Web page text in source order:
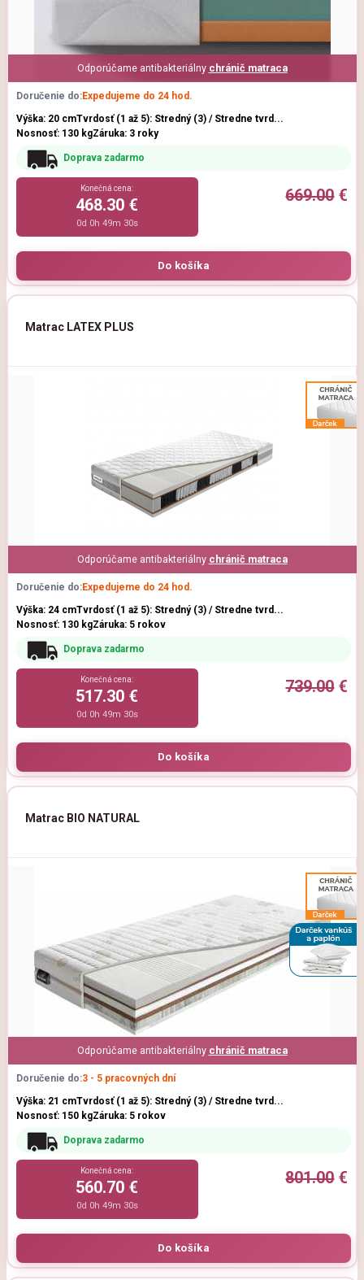
Odporúčame antibakteriálny chránič matraca
Doručenie do:Expedujeme do 24 hod.
Výška: 20 cmTvrdosť (1 až 5): Stredný (3) / Stredne tvrd...
Nosnosť: 130 kgZáruka: 3 roky
Doprava zadarmo
669.00€
Konečná cena:
468.30 €
0d 0h 49m 29s
Matrac LATEX PLUS
Odporúčame antibakteriálny chránič matraca
Doručenie do:Expedujeme do 24 hod.
Výška: 24 cmTvrdosť (1 až 5): Stredný (3) / Stredne tvrd...
Nosnosť: 130 kgZáruka: 5 rokov
Doprava zadarmo
739.00€
Konečná cena:
517.30 €
0d 0h 49m 29s
Matrac BIO NATURAL
Odporúčame antibakteriálny chránič matraca
Doručenie do:3 - 5 pracovných dní
Výška: 21 cmTvrdosť (1 až 5): Stredný (3) / Stredne tvrd...
Nosnosť: 150 kgZáruka: 5 rokov
Doprava zadarmo
801.00€
Konečná cena:
560.70 €
0d 0h 49m 29s